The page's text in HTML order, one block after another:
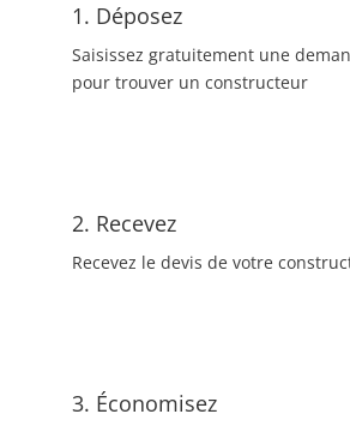
1. Déposez
Saisissez gratuitement une
pour trouver un constructeur
2. Recevez
Recevez le devis de votre
3. Économisez